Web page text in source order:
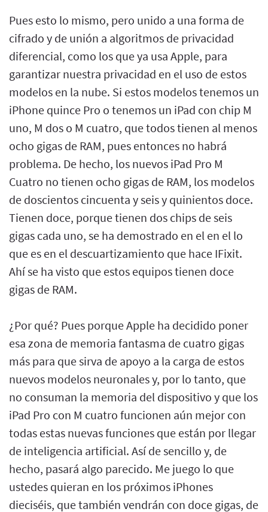
Pues esto lo mismo, pero unido a una forma de
cifrado y de unión a algoritmos de privacidad
diferencial, como los que ya usa Apple, para
garantizar nuestra privacidad en el uso de estos
modelos en la nube. Si estos modelos tenemos un
iPhone quince Pro o tenemos un iPad con chip M
uno, M dos o M cuatro, que todos tienen al menos
ocho gigas de RAM, pues entonces no habrá
problema. De hecho, los nuevos iPad Pro M
Cuatro no tienen ocho gigas de RAM, los modelos
de doscientos cincuenta y seis y quinientos doce.
Tienen doce, porque tienen dos chips de seis
gigas cada uno, se ha demostrado en el en el lo
que es en el descuartizamiento que hace IFixit.
Ahí se ha visto que estos equipos tienen doce
gigas de RAM.
¿Por qué? Pues porque Apple ha decidido poner
esa zona de memoria fantasma de cuatro gigas
más para que sirva de apoyo a la carga de estos
nuevos modelos neuronales y, por lo tanto, que
no consuman la memoria del dispositivo y que los
iPad Pro con M cuatro funcionen aún mejor con
todas estas nuevas funciones que están por llegar
de inteligencia artificial. Así de sencillo y, de
hecho, pasará algo parecido. Me juego lo que
ustedes quieran en los próximos iPhones
dieciséis, que también vendrán con doce gigas, de